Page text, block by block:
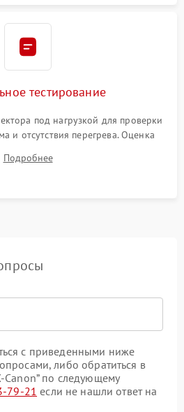
тестирование
под нагрузкой для проверки
и отсутствия перегрева. Оценка
и цветопередачи на тестовых
всех видеовходов и кнопок
Подробнее
с приведенными ниже
либо обратиться в
Canon” по следующему
79-21 если не нашли ответ на